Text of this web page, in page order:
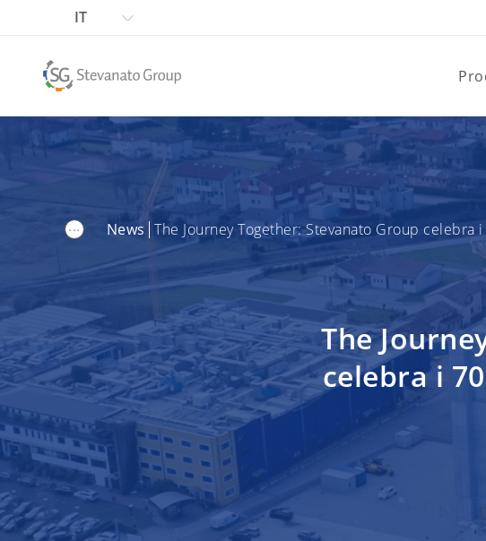
IT
... News The Journey Together: Stevanato Group
The
celebra i